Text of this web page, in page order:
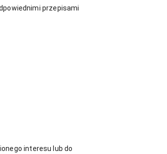
przepisami
interesu lub do